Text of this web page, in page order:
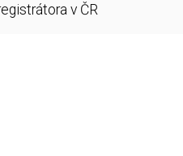
v ČR